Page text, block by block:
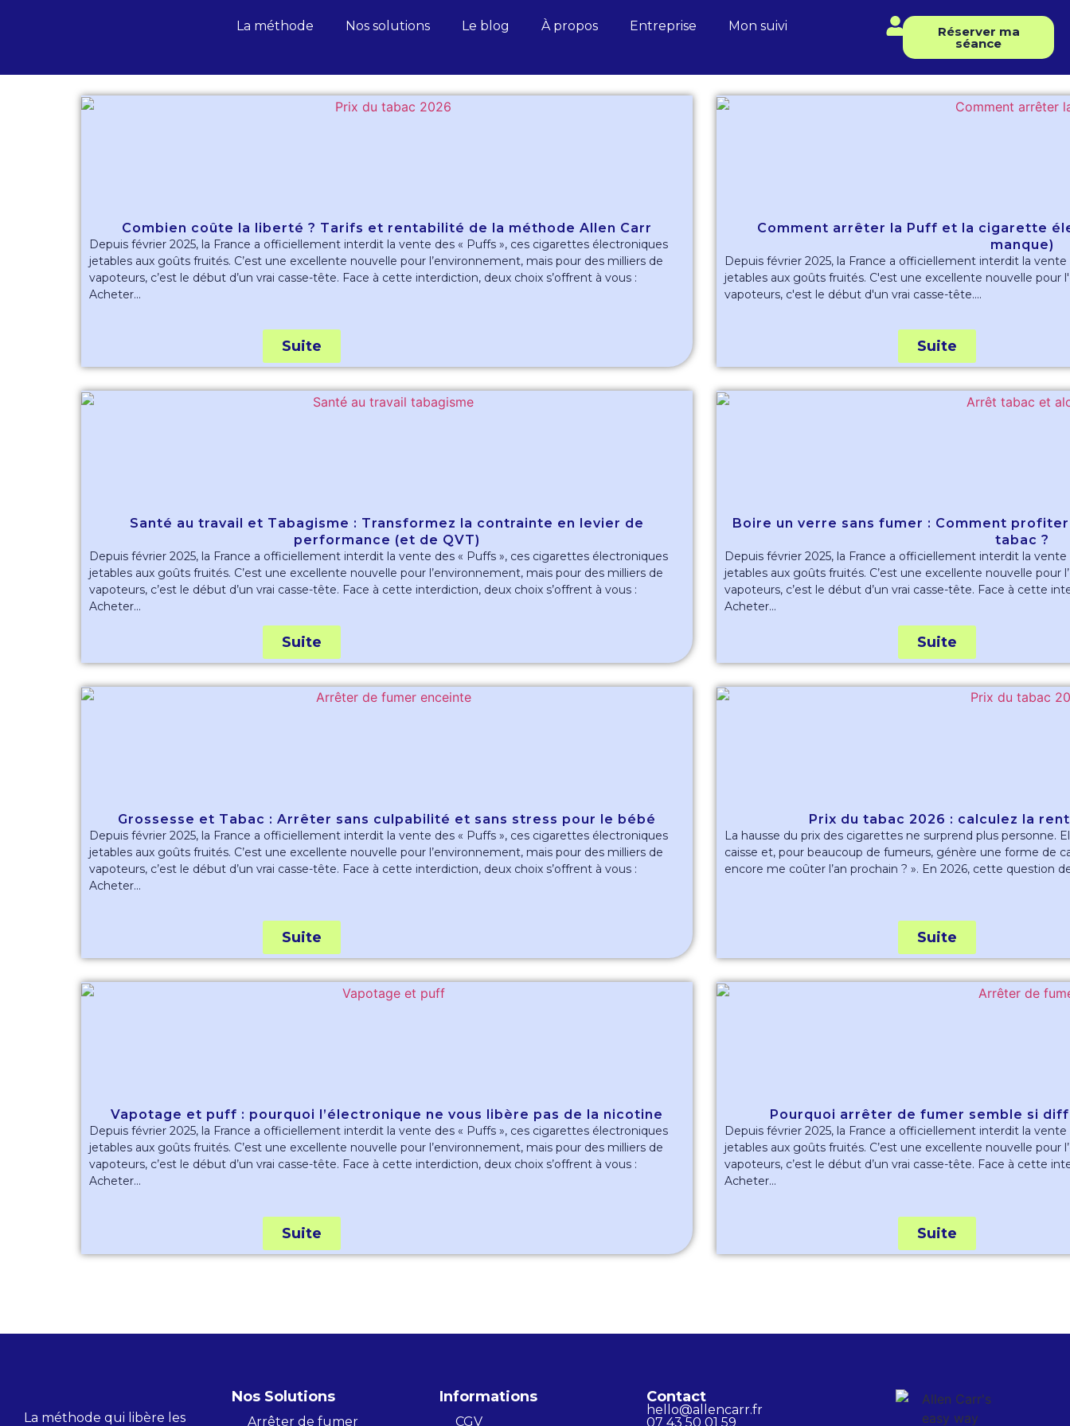
La méthode Nos solutions Le blog À propos Entreprise Mon suivi Réserver ma
séance
Combien coûte la liberté ? Tarifs et rentabilité de la méthode Allen Carr
Depuis février 2025, la France a officiellement interdit la vente des « Puffs », ces cigarettes électroniques
jetables aux goûts fruités. C’est une excellente nouvelle pour l’environnement, mais pour des milliers de
vapoteurs, c’est le début d’un vrai casse-tête. Face à cette interdiction, deux choix s’offrent à vous :
Acheter...
Suite
Comment arrêter la Puff et la cigarette
manque)
Depuis février 2025, la France a officiellement interdit la
jetables aux goûts fruités. C'est une excellente nouvelle pour
vapoteurs, c'est le début d'un vrai casse-tête....
Suite
Santé au travail et Tabagisme : Transformez la contrainte en levier de
performance (et de QVT)
Depuis février 2025, la France a officiellement interdit la vente des « Puffs », ces cigarettes électroniques
jetables aux goûts fruités. C’est une excellente nouvelle pour l’environnement, mais pour des milliers de
vapoteurs, c’est le début d’un vrai casse-tête. Face à cette interdiction, deux choix s’offrent à vous :
Acheter...
Suite
Boire un verre sans fumer : Comment
tabac ?
Depuis février 2025, la France a officiellement interdit la
jetables aux goûts fruités. C’est une excellente nouvelle pour
vapoteurs, c’est le début d’un vrai casse-tête. Face à cette
Acheter...
Suite
Grossesse et Tabac : Arrêter sans culpabilité et sans stress pour le bébé
Depuis février 2025, la France a officiellement interdit la vente des « Puffs », ces cigarettes électroniques
jetables aux goûts fruités. C’est une excellente nouvelle pour l’environnement, mais pour des milliers de
vapoteurs, c’est le début d’un vrai casse-tête. Face à cette interdiction, deux choix s’offrent à vous :
Acheter...
Suite
Prix du tabac 2026 : calculez la
La hausse du prix des cigarettes ne surprend plus personne.
caisse et, pour beaucoup de fumeurs, génère une forme de
encore me coûter l’an prochain ? ». En 2026, cette question
Suite
Vapotage et puff : pourquoi l’électronique ne vous libère pas de la nicotine
Depuis février 2025, la France a officiellement interdit la vente des « Puffs », ces cigarettes électroniques
jetables aux goûts fruités. C’est une excellente nouvelle pour l’environnement, mais pour des milliers de
vapoteurs, c’est le début d’un vrai casse-tête. Face à cette interdiction, deux choix s’offrent à vous :
Acheter...
Suite
Pourquoi arrêter de fumer semble si
Depuis février 2025, la France a officiellement interdit la
jetables aux goûts fruités. C’est une excellente nouvelle pour
vapoteurs, c’est le début d’un vrai casse-tête. Face à cette
Acheter...
Suite
La méthode qui libère les
Nos Solutions
Arrêter de fumer
Informations
CGV
Contact
hello@allencarr.fr
07 43 50 01 59